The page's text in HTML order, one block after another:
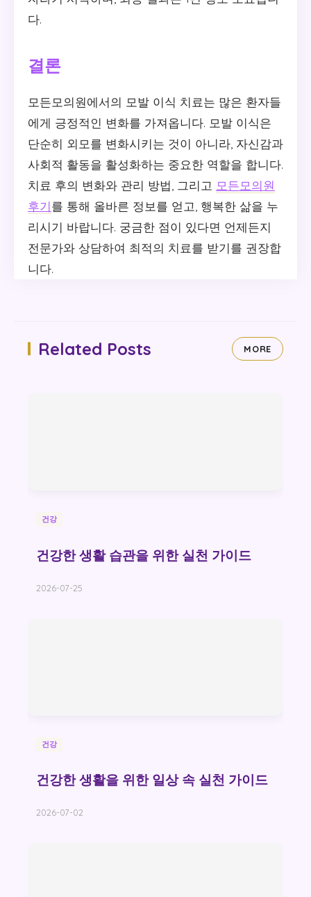
다.
결론
모든모의원에서의 모발 이식 치료는 많은 환자들
에게 긍정적인 변화를 가져옵니다. 모발 이식은
단순히 외모를 변화시키는 것이 아니라, 자신감과
사회적 활동을 활성화하는 중요한 역할을 합니다.
치료 후의 변화와 관리 방법, 그리고 모든모의원
후기를 통해 올바른 정보를 얻고, 행복한 삶을 누
리시기 바랍니다. 궁금한 점이 있다면 언제든지
전문가와 상담하여 최적의 치료를 받기를 권장합
니다.
Related Posts MORE
건강
건강한 생활 습관을 위한 실천 가이드
2026-07-25
건강
건강한 생활을 위한 일상 속 실천 가이드
2026-07-02